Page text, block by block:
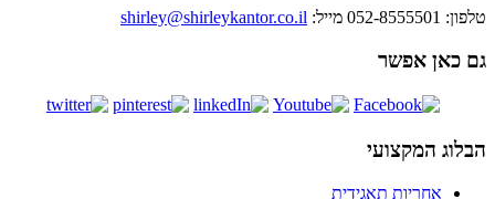
טלפון: 052-8555501 מייל: shirley@shirleykantor.co.il
גם כאן אפשר
הבלוג המקצועי
אחריות תאגידית